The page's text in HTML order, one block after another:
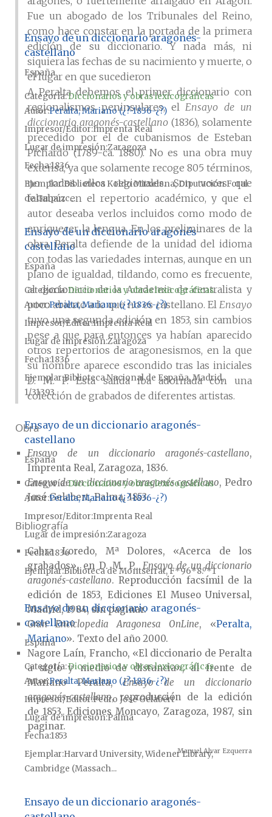
Fue un abogado de los Tribunales del Reino,
como hace constar en la portada de la primera
edición de su diccionario. Y nada más, ni
siquiera las fechas de su nacimiento y muerte, o
el lugar en que sucedieron
A Peralta debemos el primer diccionario con
regionalismos peninsulares, elEnsayo de un
diccionario aragonés-castellano (1836), solamente
precedido por el de cubanismos de Esteban
Pichardo (1789-ca. 1880). No es una obra muy
extensa, ya que solamente recoge 805 términos,
no todos ellos regionales. Son voces que
faltaban en el repertorio académico, y que el
autor deseaba verlos incluidos como modo de
enriquecer la lengua. En los preliminares de la
obra, Peralta defiende de la unidad del idioma
con todas las variedades internas, aunque en un
plano de igualdad, tildando, como es frecuente,
al diccionario de la Academia de centralista y
poco abierto a lo que no es castellano. ElEnsayo
tuvo una segunda edición en 1853, sin cambios
pese a que para entonces ya habían aparecido
otros repertorios de aragonesismos, en la que
su nombre aparece escondido tras las iniciales
D. M. P. Esta salida iba adornada con una
colección de grabados de diferentes artistas.
Obra
Ensayo de un diccionario aragonés-castellano,
Imprenta Real, Zaragoza, 1836.
Ensayo de un diccionario aragonés castellano, Pedro
José Gelabert, Palma, 1853.
Bibliografía
Cabra Loredo, Mª Dolores, «Acerca de los
grabados», en D. M. P., Ensayo de un diccionario
aragonés-castellano. Reproducción facsímil de la
edición de 1853, Ediciones El Museo Universal,
Madrid, 1984, sin paginar.
Gran Enciclopedia Aragonesa OnLine, «Peralta,
Mariano». Texto del año 2000.
Nagore Laín, Francho, «El diccionario de Peralta
a siglo y medio de distancia», al frente de
Mariano Peralta,Ensayo de un diccionario
aragonés-castellano, reproducción de la edición
de 1853, Ediciones Moncayo, Zaragoza, 1987, sin
paginar.
Manuel Alvar Ezquerra
Ensayo de un diccionario aragonés-
castellano
España
Categoría:Diccionarios y obras lexicográficas
AutorPeralta, Mariano (¿?-1836-¿?)
Impresor/EditorImprenta Real
Lugar de impresiónZaragoza
Fecha1836
EjemplarBiblioteca Koldo Mitxelena, Diputación Foral
de Guipúzc...
Ensayo de un diccionario aragonés-
castellano
España
Categoría:Diccionarios y obras lexicográficas
AutorPeralta, Mariano (¿?-1836-¿?)
Impresor/EditorImprenta Real
Lugar de impresiónZaragoza
Fecha1836
Ejemplar Biblioteca Nacional de España, Madrid,
1/31393
Ensayo de un diccionario aragonés-
castellano
España
Categoría:Diccionarios y obras lexicográficas
Autor Peralta, Mariano (¿?-1836-¿?)
Impresor/Editor Imprenta Real
Lugar de impresiónZaragoza
Fecha1836
EjemplarBiblioteca de Montserrat, F*96*8.º*1
Ensayo de un diccionario aragonés-
castellano
España
Categoría:Diccionarios y obras lexicográficas
AutorPeralta, Mariano (¿?-1836-¿?)
Impresor/EditorPedro José Gelabert
Lugar de impresiónPalma
Fecha1853
Ejemplar Harvard University, Widener Library,
Cambridge (Massach...
Ensayo de un diccionario aragonés-